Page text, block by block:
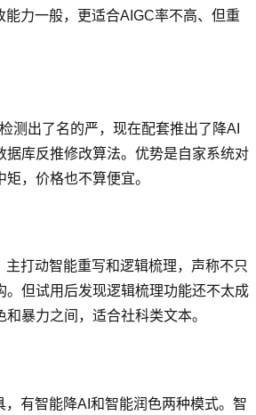
能力一般，更适合AIGC率不高、但重
测出了名的严，现在配套推出了降AI
据库反推修改算法。优势是自家系统对
，价格也不算便宜。
打动智能重写和逻辑梳理，声称不只
。但试用后发现逻辑梳理功能还不太成
暴力之间，适合社科类文本。
，有智能降AI和智能润色两种模式。智